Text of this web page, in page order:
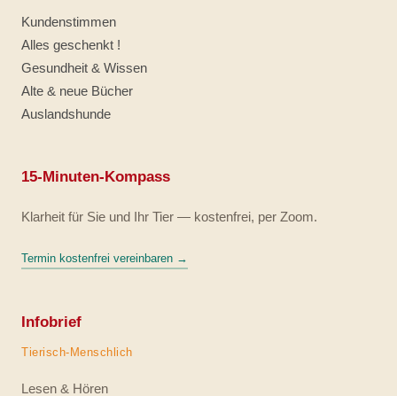
Kundenstimmen
Alles geschenkt !
Gesundheit & Wissen
Alte & neue Bücher
Auslandshunde
15-Minuten-Kompass
Klarheit für Sie und Ihr Tier — kostenfrei, per Zoom.
Termin kostenfrei vereinbaren →
Infobrief
Tierisch-Menschlich
Lesen & Hören